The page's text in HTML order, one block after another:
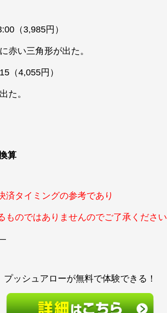
（3,985円）
赤い三角形が出た。
（4,055円）
た。
算
タイミングの参考であり
のではありませんのでご了承ください
プッシュアローが無料で体験できる！